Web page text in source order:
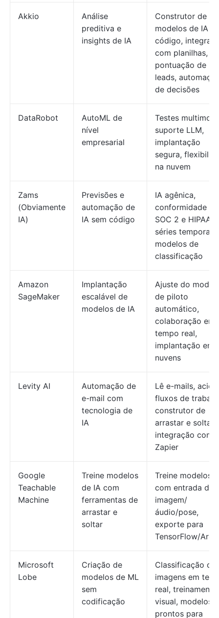
Akkio
Análise
preditiva e
insights de IA
Construtor de
modelos de IA
código,
com planilhas,
pontuação de
leads,
de decisões
DataRobot
AutoML de
nível
empresarial
Testes
suporte LLM,
implantação
segura,
na nuvem
Zams
(Obviamente
IA)
Previsões e
automação de
IA sem código
IA agênica,
conformidade
SOC 2 e HIPAA,
séries temporais
modelos de
classificação
Amazon
SageMaker
Implantação
escalável de
modelos de IA
Ajuste do
de piloto
automático,
colaboração em
tempo real,
implantação
nuvens
Levity AI
Automação de
e-mail com
tecnologia de
IA
Lê e-mails,
fluxos de
construtor de
arrastar e soltar,
integração com
Zapier
Google
Teachable
Machine
Treine modelos
de IA com
ferramentas de
arrastar e
soltar
Treine modelos
com entrada de
imagem/
áudio/pose,
exporte para
TensorFlow/
Microsoft
Lobe
Criação de
modelos de ML
sem
codificação
Classificação de
imagens em
real, treinamento
visual, modelos
prontos para